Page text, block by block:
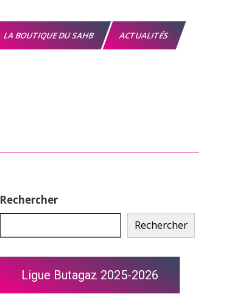
LA BOUTIQUE DU SAHB ACTUALITÉS
Rechercher
Rechercher
Ligue Butagaz 2025-2026